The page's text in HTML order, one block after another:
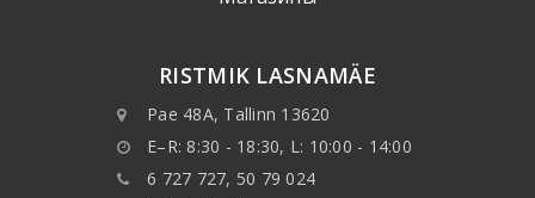
RISTMIK LASNAMÄE
Pae 48A, Tallinn 13620
E–R: 8:30 - 18:30, L: 10:00 - 14:00
6 727 727, 50 79 024